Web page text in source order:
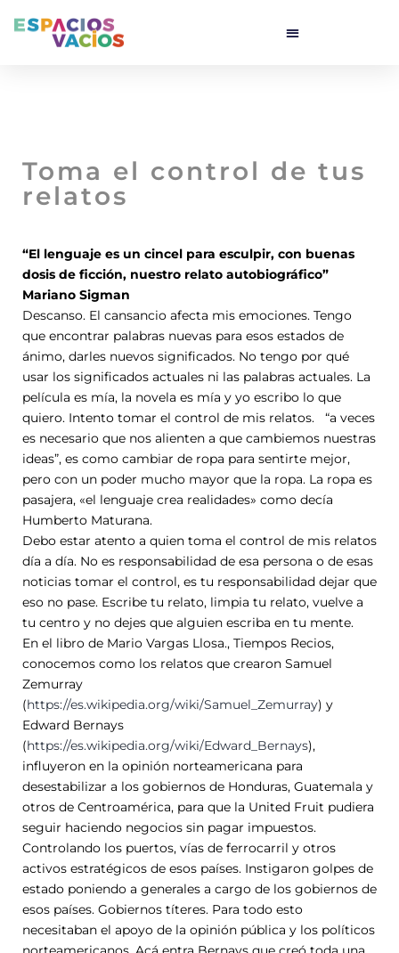
Toma el control de tus
relatos
“El lenguaje es un cincel para esculpir, con buenas
dosis de ficción, nuestro relato autobiográfico”
Mariano Sigman
Descanso. El cansancio afecta mis emociones. Tengo
que encontrar palabras nuevas para esos estados de
ánimo, darles nuevos significados. No tengo por qué
usar los significados actuales ni las palabras actuales. La
película es mía, la novela es mía y yo escribo lo que
quiero. Intento tomar el control de mis relatos. “a veces
es necesario que nos alienten a que cambiemos nuestras
ideas”, es como cambiar de ropa para sentirte mejor,
pero con un poder mucho mayor que la ropa. La ropa es
pasajera, «el lenguaje crea realidades» como decía
Humberto Maturana.
Debo estar atento a quien toma el control de mis relatos
día a día. No es responsabilidad de esa persona o de esas
noticias tomar el control, es tu responsabilidad dejar que
eso no pase. Escribe tu relato, limpia tu relato, vuelve a
tu centro y no dejes que alguien escriba en tu mente.
En el libro de Mario Vargas Llosa., Tiempos Recios,
conocemos como los relatos que crearon Samuel
Zemurray
(https://es.wikipedia.org/wiki/Samuel_Zemurray) y
Edward Bernays
(https://es.wikipedia.org/wiki/Edward_Bernays),
influyeron en la opinión norteamericana para
desestabilizar a los gobiernos de Honduras, Guatemala y
otros de Centroamérica, para que la United Fruit pudiera
seguir haciendo negocios sin pagar impuestos.
Controlando los puertos, vías de ferrocarril y otros
activos estratégicos de esos países. Instigaron golpes de
estado poniendo a generales a cargo de los gobiernos de
esos países. Gobiernos títeres. Para todo esto
necesitaban el apoyo de la opinión pública y los políticos